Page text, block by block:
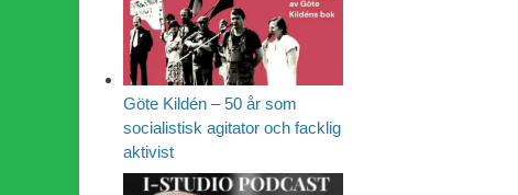
Göte Kildén – 50 år som
socialistisk agitator och facklig
aktivist